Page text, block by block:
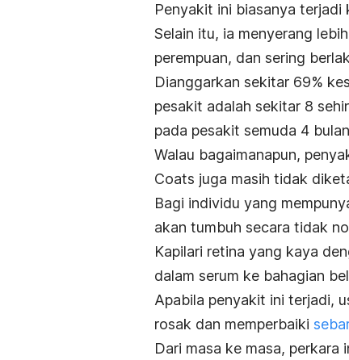
Penyakit ini biasanya terjadi
Selain itu, ia menyerang
perempuan, dan sering
Dianggarkan sekitar 69%
pesakit adalah sekitar 8
pada pesakit semuda 4
Walau bagaimanapun,
Coats juga masih tidak
Bagi individu yang
akan tumbuh secara tidak
Kapilari retina yang kaya
dalam serum ke bahagian
Apabila penyakit ini terjadi,
rosak dan memperbaiki
Dari masa ke masa,